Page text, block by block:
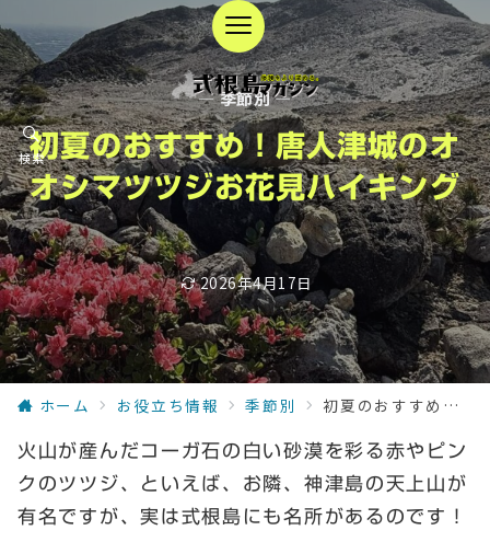
検索
— 季節別 —
初夏のおすすめ！唐人津城のオ
オシマツツジお花見ハイキング
2026年4月17日
ホーム お役立ち情報 季節別 初夏のおすすめ！唐人津城のオオシマツツジお花見ハイキング
火山が産んだコーガ石の白い砂漠を彩る赤やピン
クのツツジ、といえば、お隣、神津島の天上山が
有名ですが、実は式根島にも名所があるのです！